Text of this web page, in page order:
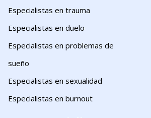
Especialistas en trauma
Especialistas en duelo
Especialistas en problemas de
sueño
Especialistas en sexualidad
Especialistas en burnout